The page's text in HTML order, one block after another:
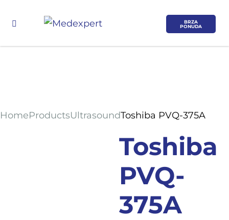
BRZA
PONUDA
HomeProductsUltrasoundToshiba PVQ-375A
Toshiba
PVQ-
375A
RTG, DENZITOMETAR, MAMOGRAF, I